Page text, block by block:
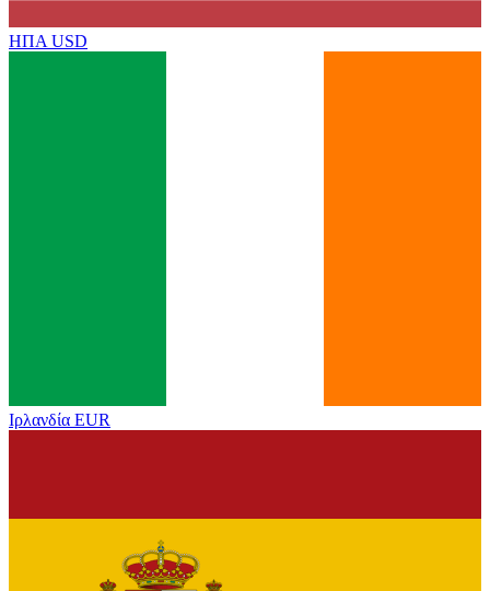
ΗΠΑ USD
Ιρλανδία EUR